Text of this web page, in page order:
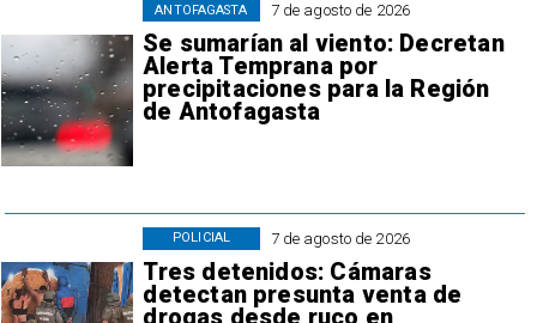
7 de agosto de 2026
Se sumarían al viento: Decretan
Alerta Temprana por
precipitaciones para la Región
de Antofagasta
ANTOFAGASTA
7 de agosto de 2026
Tres detenidos: Cámaras
detectan presunta venta de
drogas desde ruco en
POLICIAL